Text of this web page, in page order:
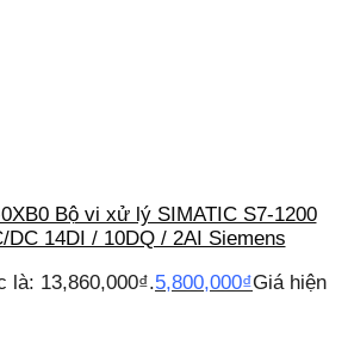
Bộ vi xử lý SIMATIC S7-1200
DC 14DI / 10DQ / 2AI Siemens
là: 13,860,000₫.5,800,000₫Giá hiện